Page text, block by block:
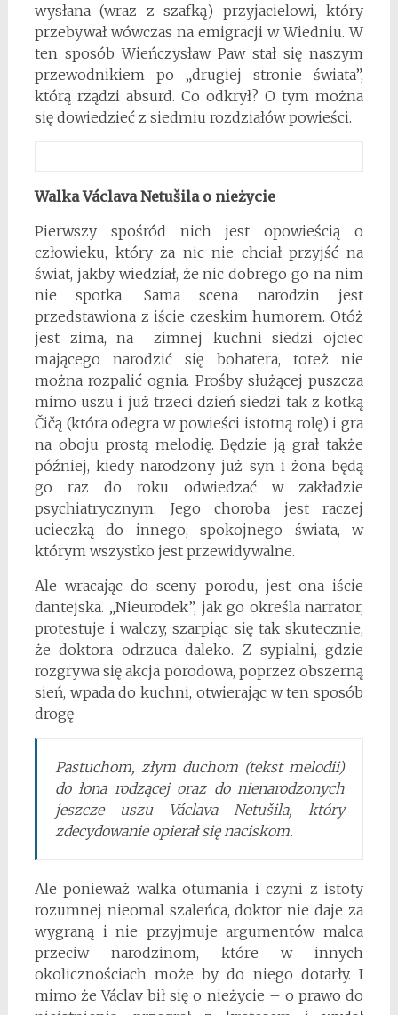
wysłana (wraz z szafką) przyjacielowi, który
przebywał wówczas na emigracji w Wiedniu. W
ten sposób Wieńczysław Paw stał się naszym
przewodnikiem po „drugiej stronie świata”,
którą rządzi absurd. Co odkrył? O tym można
się dowiedzieć z siedmiu rozdziałów powieści.
Walka Václava Netušila o nieżycie
Pierwszy spośród nich jest opowieścią o
człowieku, który za nic nie chciał przyjść na
świat, jakby wiedział, że nic dobrego go na nim
nie spotka. Sama scena narodzin jest
przedstawiona z iście czeskim humorem. Otóż
jest zima, na zimnej kuchni siedzi ojciec
mającego narodzić się bohatera, toteż nie
można rozpalić ognia. Prośby służącej puszcza
mimo uszu i już trzeci dzień siedzi tak z kotką
Čičą (która odegra w powieści istotną rolę) i gra
na oboju prostą melodię. Będzie ją grał także
później, kiedy narodzony już syn i żona będą
go raz do roku odwiedzać w zakładzie
psychiatrycznym. Jego choroba jest raczej
ucieczką do innego, spokojnego świata, w
którym wszystko jest przewidywalne.
Ale wracając do sceny porodu, jest ona iście
dantejska. „Nieurodek”, jak go określa narrator,
protestuje i walczy, szarpiąc się tak skutecznie,
że doktora odrzuca daleko. Z sypialni, gdzie
rozgrywa się akcja porodowa, poprzez obszerną
sień, wpada do kuchni, otwierając w ten sposób
drogę
Pastuchom, złym duchom (tekst melodii)
do łona rodzącej oraz do nienarodzonych
jeszcze uszu Václava Netušila, który
zdecydowanie opierał się naciskom.
Ale ponieważ walka otumania i czyni z istoty
rozumnej nieomal szaleńca, doktor nie daje za
wygraną i nie przyjmuje argumentów malca
przeciw narodzinom, które w innych
okolicznościach może by do niego dotarły. I
mimo że Václav bił się o nieżycie – o prawo do